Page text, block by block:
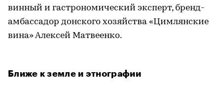
винный и гастрономический эксперт, бренд-
амбассадор донского хозяйства «Цимлянские
вина» Алексей Матвеенко.
Ближе к земле и этнографии